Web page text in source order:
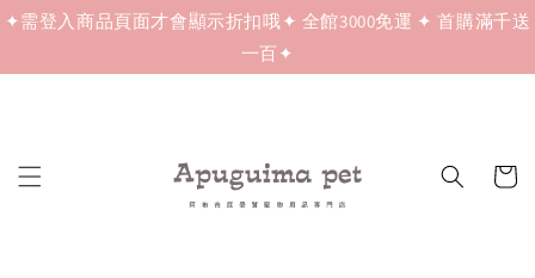
✦需登入商品頁面才會顯示折扣哦✦ 全館3000免運 ✦ 首購滿千送
一百✦